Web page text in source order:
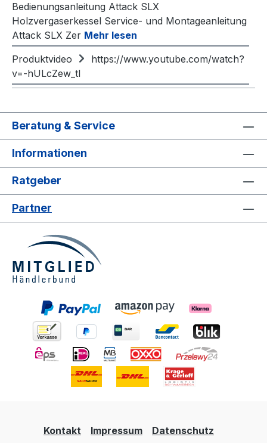
Bedienungsanleitung Attack SLX
Holzvergaserkessel Service- und Montageanleitung
Attack SLX Zer Mehr lesen
Produktvideo
https://www.youtube.com/watch?
v=-hULcZew_tI
Beratung & Service
Informationen
Ratgeber
Partner
Kontakt Impressum Datenschutz